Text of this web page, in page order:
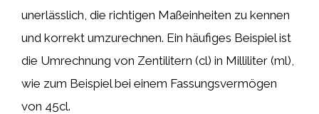
unerlässlich, die richtigen Maßeinheiten zu kennen
und korrekt umzurechnen. Ein häufiges Beispiel ist
die Umrechnung von Zentilitern (cl) in Milliliter (ml),
wie zum Beispiel bei einem Fassungsvermögen
von 45cl.